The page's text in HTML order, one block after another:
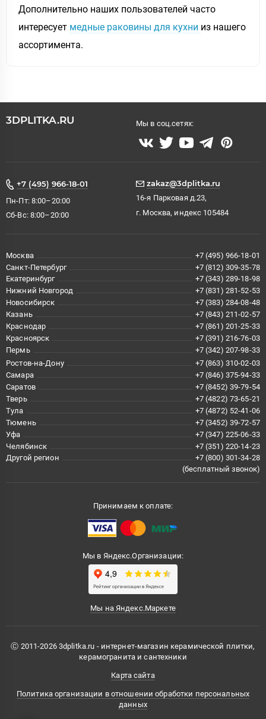
Дополнительно наших пользователей часто
интересует медные раковины для кухни из нашего
ассортимента.
3DPLITKA.RU Мы в соц.сетях:
+7 (495) 966-18-01
Пн-Пт: 8:00–20:00
Сб-Вс: 8:00–20:00
zakaz@3dplitka.ru
16-я Парковая д.23,
г. Москва, индекс 105484
Москва
+7 (495) 966-18-01
Санкт-Петербург
+7 (812) 309-35-78
Екатеринбург
+7 (343) 289-18-98
Нижний Новгород
+7 (831) 281-52-53
Новосибирск
+7 (383) 284-08-48
Казань
+7 (843) 211-02-57
Краснодар
+7 (861) 201-25-33
Красноярск
+7 (391) 216-76-03
Пермь
+7 (342) 207-98-33
Ростов-на-Дону
+7 (863) 310-02-03
Самара
+7 (846) 375-94-33
Саратов
+7 (8452) 39-79-54
Тверь
+7 (4822) 73-65-21
Тула
+7 (4872) 52-41-06
Тюмень
+7 (3452) 39-72-57
Уфа
+7 (347) 225-06-33
Челябинск
+7 (351) 220-14-23
Другой регион
+7 (800) 301-34-28
(бесплатный звонок)
Принимаем к оплате:
Мы в Яндекс.Организации:
Мы на Яндекс.Маркете
Ⓒ 2011-2026 3dplitka.ru - интернет-магазин керамической плитки,
керамогранита и сантехники
Карта сайта
Политика организации в отношении обработки персональных
данных